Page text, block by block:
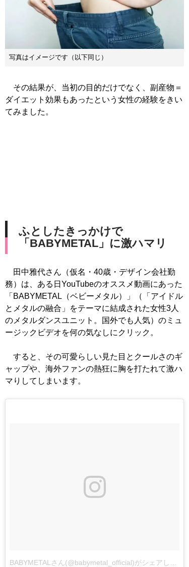
写真はイメージです（以下同じ）
その結果が、当初の目的だけでなく、副産物＝
ダイエット効果もあったという女性の経験をきい
てみました。
ふとしたきっかけで
「BABYMETAL」に激ハマリ
田中雅代さん（仮名・40歳・デザイン会社勤
務）は、ある日YouTubeのオススメ動画にあった
「BABYMETAL（ベビーメタル）」（「アイドル
とメタルの融合」をテーマに結成された女性3人
のメタルダンスユニット。国外でも人気）のミュ
ージックビデオを何の気なしにクリック。
すると、その可愛らしい見た目とクールさのギ
ャップや、海外ファンの熱狂に胸を打たれて激ハ
マりしてしまいます。